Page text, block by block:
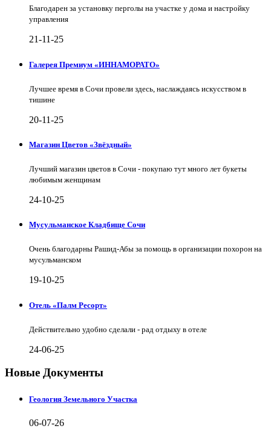
Благодарен за установку перголы на участке у дома и настройку
управления
21-11-25
Галерея Премиум «ИННАМОРАТО»
Лучшее время в Сочи провели здесь, наслаждаясь искусством в
тишине
20-11-25
Магазин Цветов «Звёздный»
Лучший магазин цветов в Сочи - покупаю тут много лет букеты
любимым женщинам
24-10-25
Мусульманское Кладбище Сочи
Очень благодарны Рашид-Абы за помощь в организации похорон на
мусульманском
19-10-25
Отель «Палм Ресорт»
Действительно удобно сделали - рад отдыху в отеле
24-06-25
Новые Документы
Геология Земельного Участка
06-07-26